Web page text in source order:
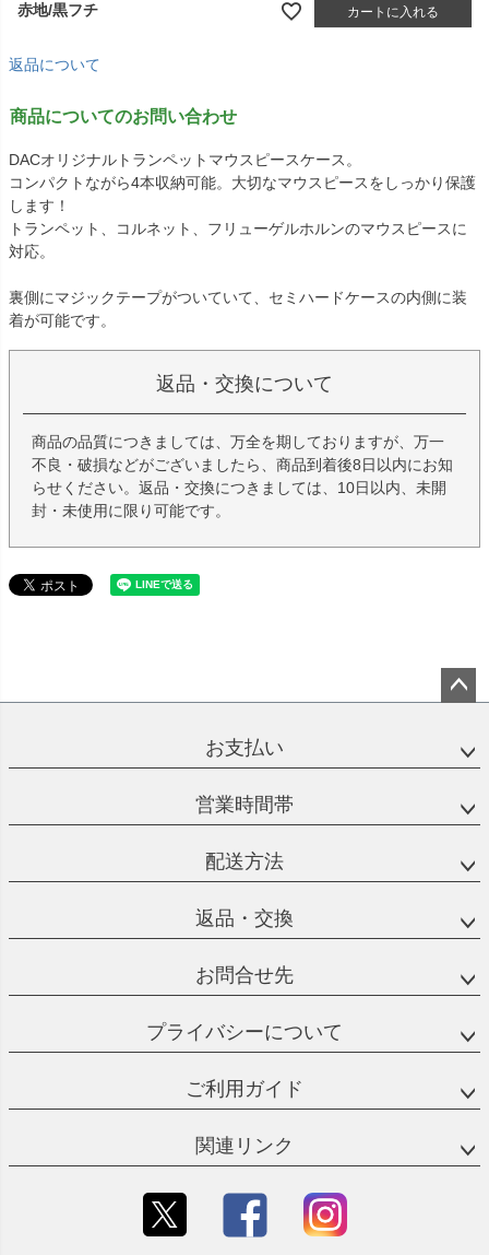
赤地/黒フチ カートに入れる
返品について
商品についてのお問い合わせ
DACオリジナルトランペットマウスピースケース。
コンパクトながら4本収納可能。大切なマウスピースをしっかり保護
します！
トランペット、コルネット、フリューゲルホルンのマウスピースに
対応。
裏側にマジックテープがついていて、セミハードケースの内側に装
着が可能です。
返品・交換について
商品の品質につきましては、万全を期しておりますが、万一
不良・破損などがございましたら、商品到着後8日以内にお知
らせください。返品・交換につきましては、10日以内、未開
封・未使用に限り可能です。
ップ
お支払い
営業時間帯
配送方法
返品・交換
お問合せ先
プライバシーについて
ご利用ガイド
関連リンク